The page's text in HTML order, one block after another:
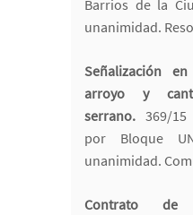
Barrios de la
unanimidad.
Señalización
arroyo y
serrano.369/
por Bloque
unanimidad.
Contrato de